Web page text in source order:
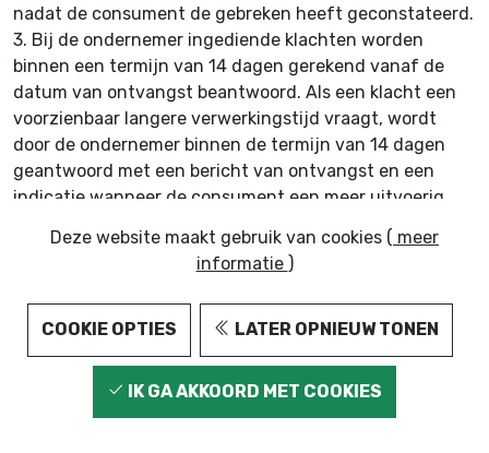
nadat de consument de gebreken heeft geconstateerd.
3. Bij de ondernemer ingediende klachten worden
binnen een termijn van 14 dagen gerekend vanaf de
datum van ontvangst beantwoord. Als een klacht een
voorzienbaar langere verwerkingstijd vraagt, wordt
door de ondernemer binnen de termijn van 14 dagen
geantwoord met een bericht van ontvangst en een
indicatie wanneer de consument een meer uitvoerig
Indien de klacht niet in onderling overleg kan worden
opgelost ontstaat een geschil dat vatbaar is voor de
geschillenregeling.
Bij klachten dient een consument zich allereerst te
wenden tot de ondernemer. Indien de webwinkel is
aangesloten bij Stichting WebwinkelKeur en bij klachten
Deze website maakt gebruik van cookies ( meer
informatie )
COOKIE OPTIES LATER OPNIEUW TONEN
IK GA AKKOORD MET COOKIES